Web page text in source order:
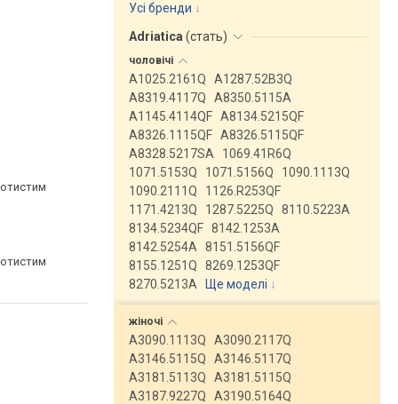
Усі бренди
Adriatica (стать)
чоловічі
A1025.2161Q
A1287.52B3Q
A8319.4117Q
A8350.5115A
A1145.4114QF A8134.5215QF
A8326.1115QF A8326.5115QF
A8328.5217SA
1069.41R6Q
1071.5153Q
1071.5156Q
1090.1113Q
1090.2111Q
1126.R253QF
1171.4213Q
1287.5225Q
8110.5223A
8134.5234QF 8142.1253A
8142.5254A
8151.5156QF
8155.1251Q
8269.1253QF
8270.5213A
Ще моделі ↓
жіночі
A3090.1113Q
A3090.2117Q
A3146.5115Q
A3146.5117Q
A3181.5113Q
A3181.5115Q
A3187.9227Q
A3190.5164Q